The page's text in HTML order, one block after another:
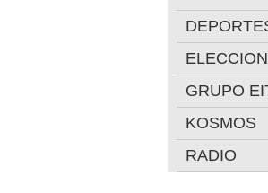
GRUPO
KOSMOS
RADIO